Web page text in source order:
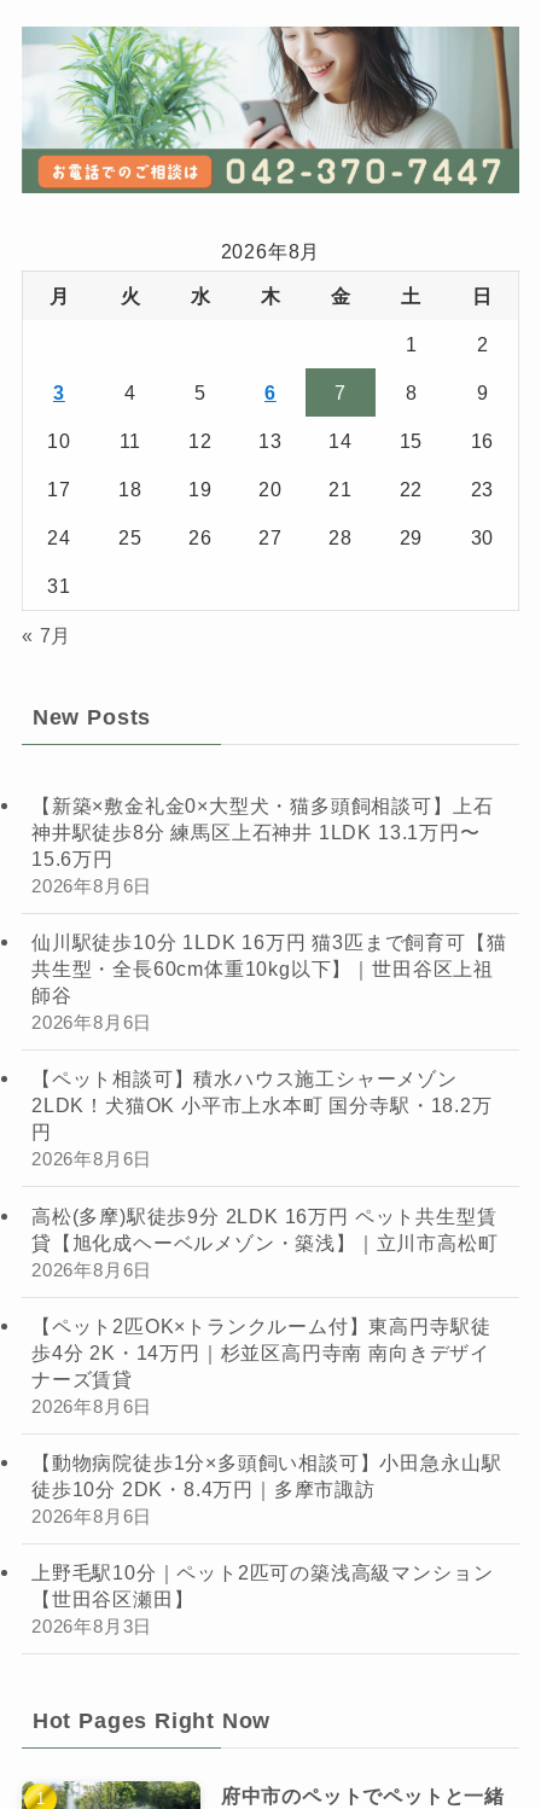
2026年8月
月 火 水 木 金 土 日
1 2
3 4 5 6 7 8 9
10 11 12 13 14 15 16
17 18 19 20 21 22 23
24 25 26 27 28 29 30
31
« 7月
New Posts
【新築×敷金礼金0×大型犬・猫多頭飼相談可】上石
神井駅徒歩8分 練馬区上石神井 1LDK 13.1万円〜
15.6万円
2026年8月6日
仙川駅徒歩10分 1LDK 16万円 猫3匹まで飼育可【猫
共生型・全長60cm体重10kg以下】｜世田谷区上祖
師谷
2026年8月6日
【ペット相談可】積水ハウス施工シャーメゾン
2LDK！犬猫OK 小平市上水本町 国分寺駅・18.2万
円
2026年8月6日
高松(多摩)駅徒歩9分 2LDK 16万円 ペット共生型賃
貸【旭化成ヘーベルメゾン・築浅】｜立川市高松町
2026年8月6日
【ペット2匹OK×トランクルーム付】東高円寺駅徒
歩4分 2K・14万円｜杉並区高円寺南 南向きデザイ
ナーズ賃貸
2026年8月6日
【動物病院徒歩1分×多頭飼い相談可】小田急永山駅
徒歩10分 2DK・8.4万円｜多摩市諏訪
2026年8月6日
上野毛駅10分｜ペット2匹可の築浅高級マンション
【世田谷区瀬田】
2026年8月3日
Hot Pages Right Now
府中市のペットでペットと一緒